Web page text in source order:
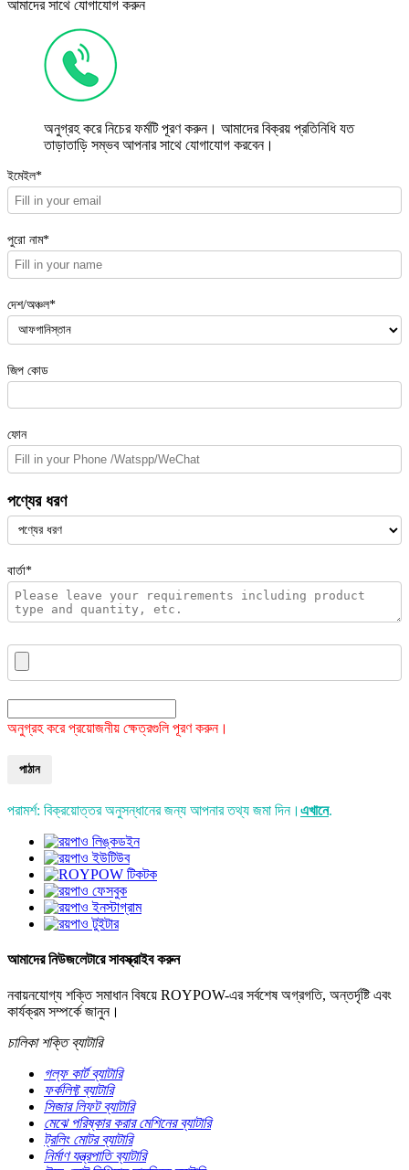
আমাদের সাথে যোগাযোগ করুন
অনুগ্রহ করে নিচের ফর্মটি পূরণ করুন। আমাদের বিক্রয় প্রতিনিধি যত
তাড়াতাড়ি সম্ভব আপনার সাথে যোগাযোগ করবেন।
ইমেইল*
পুরো নাম*
দেশ/অঞ্চল*
জিপ কোড
ফোন
পণ্যের ধরণ
বার্তা*
অনুগ্রহ করে প্রয়োজনীয় ক্ষেত্রগুলি পূরণ করুন।
পাঠান
পরামর্শ: বিক্রয়োত্তর অনুসন্ধানের জন্য আপনার তথ্য জমা দিন। এখানে.
আমাদের নিউজলেটারে সাবস্ক্রাইব করুন
নবায়নযোগ্য শক্তি সমাধান বিষয়ে ROYPOW-এর সর্বশেষ অগ্রগতি, অন্তর্দৃষ্টি এবং
কার্যক্রম সম্পর্কে জানুন।
চালিকা শক্তি ব্যাটারি
গল্ফ কার্ট ব্যাটারি
ফর্কলিফ্ট ব্যাটারি
সিজার লিফট ব্যাটারি
মেঝে পরিষ্কার করার মেশিনের ব্যাটারি
ট্রলিং মোটর ব্যাটারি
নির্মাণ যন্ত্রপাতি ব্যাটারি